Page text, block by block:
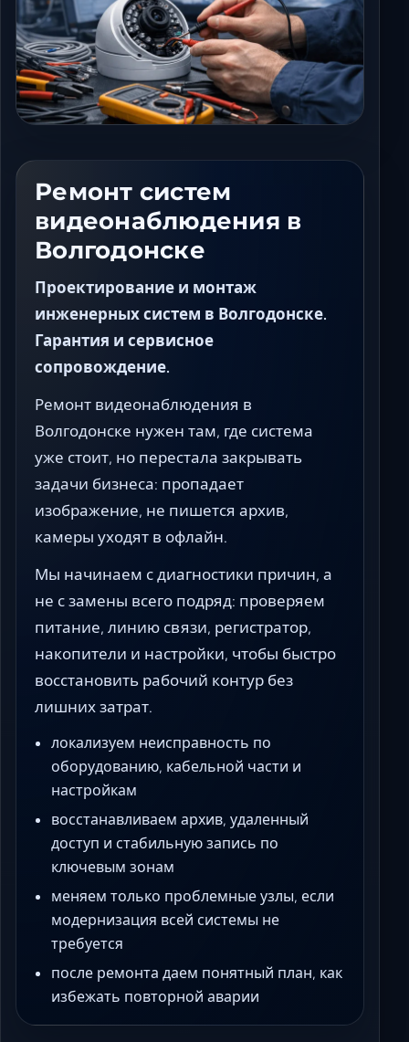
Пятигорск
Ростов-на-Дону
Севастополь
Симферополь
Сочи
Ялта
Ремонт систем
видеонаблюдения в
Волгодонске
Проектирование и монтаж
инженерных систем в Волгодонске.
Гарантия и сервисное
сопровождение.
Ремонт видеонаблюдения в
Волгодонске нужен там, где система
уже стоит, но перестала закрывать
задачи бизнеса: пропадает
изображение, не пишется архив,
камеры уходят в офлайн.
Мы начинаем с диагностики причин, а
не с замены всего подряд: проверяем
питание, линию связи, регистратор,
накопители и настройки, чтобы быстро
восстановить рабочий контур без
лишних затрат.
локализуем неисправность по
оборудованию, кабельной части и
настройкам
восстанавливаем архив, удаленный
доступ и стабильную запись по
ключевым зонам
меняем только проблемные узлы, если
модернизация всей системы не
требуется
после ремонта даем понятный план, как
избежать повторной аварии